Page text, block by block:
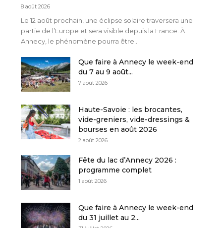
8 août 2026
Le 12 août prochain, une éclipse solaire traversera une
partie de l’Europe et sera visible depuis la France. À
Annecy, le phénomène pourra être...
Que faire à Annecy le week-end
du 7 au 9 août...
7 août 2026
Haute-Savoie : les brocantes,
vide-greniers, vide-dressings &
bourses en août 2026
2 août 2026
Fête du lac d’Annecy 2026 :
programme complet
1 août 2026
Que faire à Annecy le week-end
du 31 juillet au 2...